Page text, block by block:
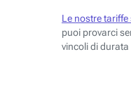
Le nostre
puoi provarci
vincoli di